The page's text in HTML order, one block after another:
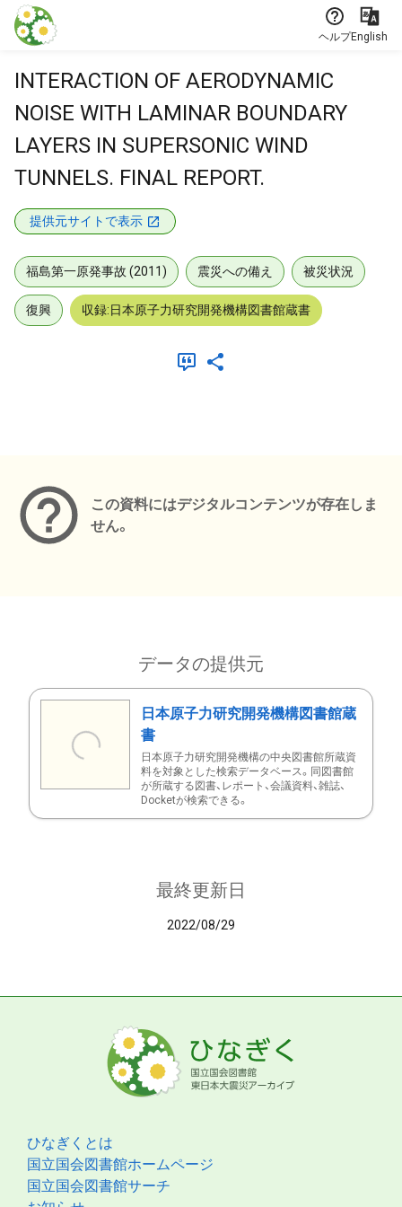
本文に飛ぶ
ヘルプEnglish
INTERACTION OF AERODYNAMIC
NOISE WITH LAMINAR BOUNDARY
LAYERS IN SUPERSONIC WIND
TUNNELS. FINAL REPORT.
提供元サイトで表示
福島第一原発事故 (2011) 震災への備え 被災状況
復興 収録:日本原子力研究開発機構図書館蔵書
この資料にはデジタルコンテンツが存在しま
せん。
データの提供元
日本原子力研究開発機構図書館蔵
書
日本原子力研究開発機構の中央図書館所蔵資
料を対象とした検索データベース。同図書館
が所蔵する図書、レポート、会議資料、雑誌、
Docketが検索できる。
最終更新日
2022/08/29
ひなぎくとは
国立国会図書館ホームページ
国立国会図書館サーチ